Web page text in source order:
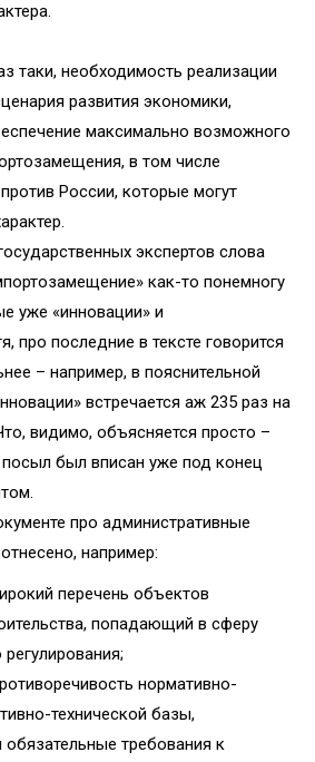
таки, необходимость реализации
развития экономики,
максимально возможного
в том числе
России, которые могут
экспертов слова
как-то понемногу
уже «инновации» и
про последние в тексте говорится
– например, в пояснительной
встречается аж 235 раз на
видимо, объясняется просто –
был вписан уже под конец
про административные
например:
перечень объектов
попадающий в сферу
нормативно-
технической базы,
требования к